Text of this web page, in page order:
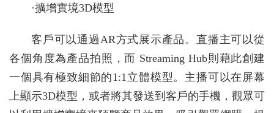
·擴增實境3D模型
客戶可以通過AR方式展示產品。直播主可以從
各個角度為產品拍照，而 Streaming Hub則藉此創建
一個具有極致細節的1:1立體模型。主播可以在屏幕
上顯示3D模型，或者將其發送到客戶的手機，觀眾可